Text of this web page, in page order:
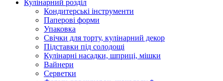
Кулінарний розділ
Кондитерські інструменти
Паперові форми
Упаковка
Свічки для торту, кулінарний декор
Підставки під солодощі
Кулінарні насадки, шприці, мішки
Вайнери
Серветки